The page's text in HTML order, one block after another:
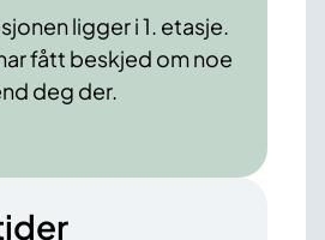
ligger i 1. etasje.
fått beskjed om noe
deg der.